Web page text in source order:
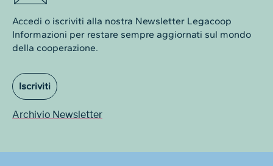
Accedi o iscriviti alla nostra Newsletter Legacoop
Informazioni per restare sempre aggiornati sul mondo
della cooperazione.
Iscriviti
Archivio Newsletter